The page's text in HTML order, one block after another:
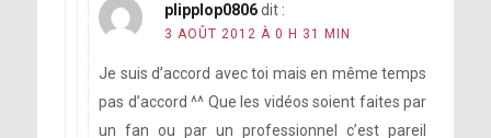
plipplop0806 dit :
3 AOÛT 2012 À 0 H 31 MIN
Je suis d’accord avec toi mais en même temps
pas d’accord ^^ Que les vidéos soient faites par
un fan ou par un professionnel c’est pareil